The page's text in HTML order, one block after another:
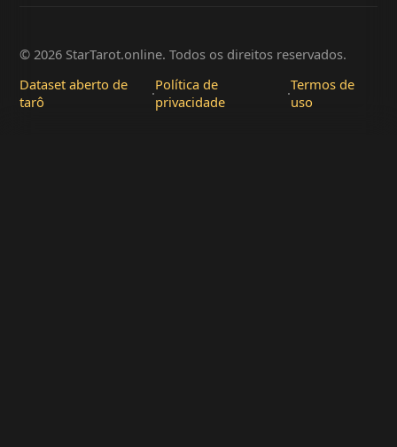
© 2026 StarTarot.online. Todos os direitos reservados.
Dataset aberto de
tarô
·Política de
privacidade
·Termos de
uso